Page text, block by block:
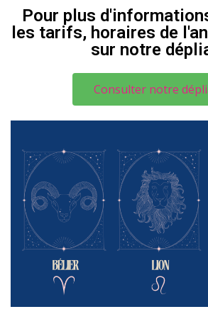
Pour plus
les tarifs, horaires de
sur notre
Consulter notre